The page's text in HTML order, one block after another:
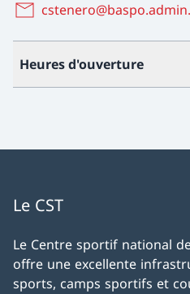
Heures d'ouverture
Le CST
Le Centre sportif national
offre une excellente
sports, camps sportifs et